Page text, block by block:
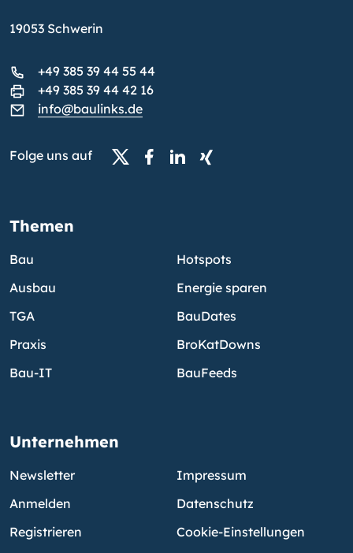
19053 Schwerin
+49 385 39 44 55 44
+49 385 39 44 42 16
info@baulinks.de
Folge uns auf
Themen
Bau
Ausbau
TGA
Praxis
Bau-IT
Hotspots
Energie sparen
BauDates
BroKatDowns
BauFeeds
Unternehmen
Newsletter
Anmelden
Registrieren
Impressum
Datenschutz
Cookie-Einstellungen